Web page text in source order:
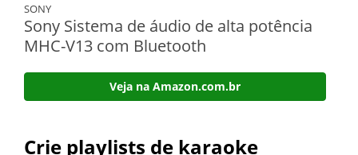
SONY
Sony Sistema de áudio de alta potência
MHC-V13 com Bluetooth
Veja na Amazon.com.br
Crie playlists de karaoke